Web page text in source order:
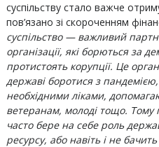
суспільству стало важче
пов’язано зі скороченням
суспільство — важливий
організації, які борються за
протистоять корупції. Це
державі боротися з
необхідними ліками,
ветеранам, молоді тощо. Тому
часто бере на себе роль
ресурсу, або навіть і не